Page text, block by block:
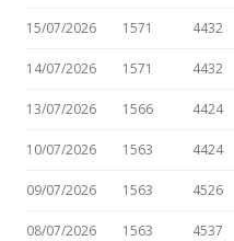
15/07/2026 1571 4432
14/07/2026 1571 4432
13/07/2026 1566 4424
10/07/2026 1563 4424
09/07/2026 1563 4526
08/07/2026 1563 4537